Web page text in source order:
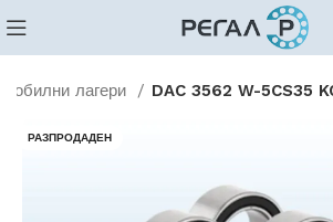
лагери DAC 3562 W-5CS35
РАЗПРОДАДЕН